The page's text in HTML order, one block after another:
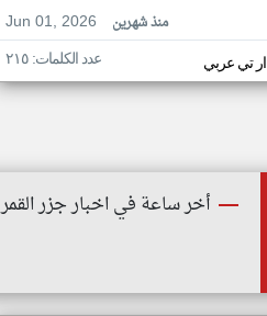
Jun 01, 2026
منذ شهرين
ار تي عربي عدد الكلمات: ٢١٥
أخر ساعة في اخبار جزر القمر